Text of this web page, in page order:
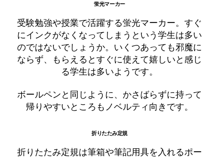
蛍光マーカー
受験勉強や授業で活躍する蛍光マーカー。すぐ
にインクがなくなってしまうという学生は多い
のではないでしょうか。いくつあっても邪魔に
ならず、もらえるとすぐに使えて嬉しいと感じ
る学生は多いようです。
ボールペンと同じように、かさばらずに持って
帰りやすいところもノベルティ向きです。
折りたたみ定規
折りたたみ定規は筆箱や筆記用具を入れるポー